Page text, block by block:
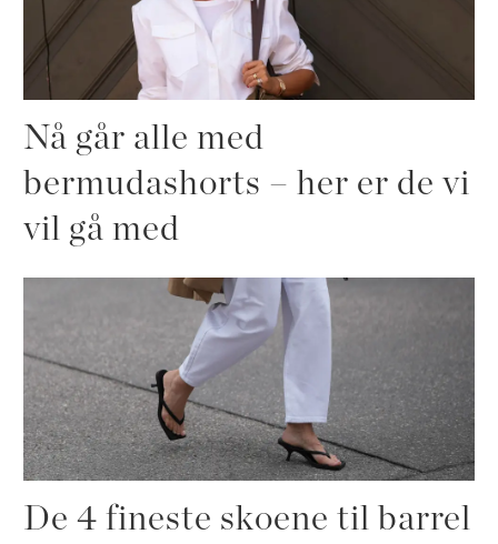
Nå går alle med
bermudashorts – her er de vi
vil gå med
De 4 fineste skoene til barrel